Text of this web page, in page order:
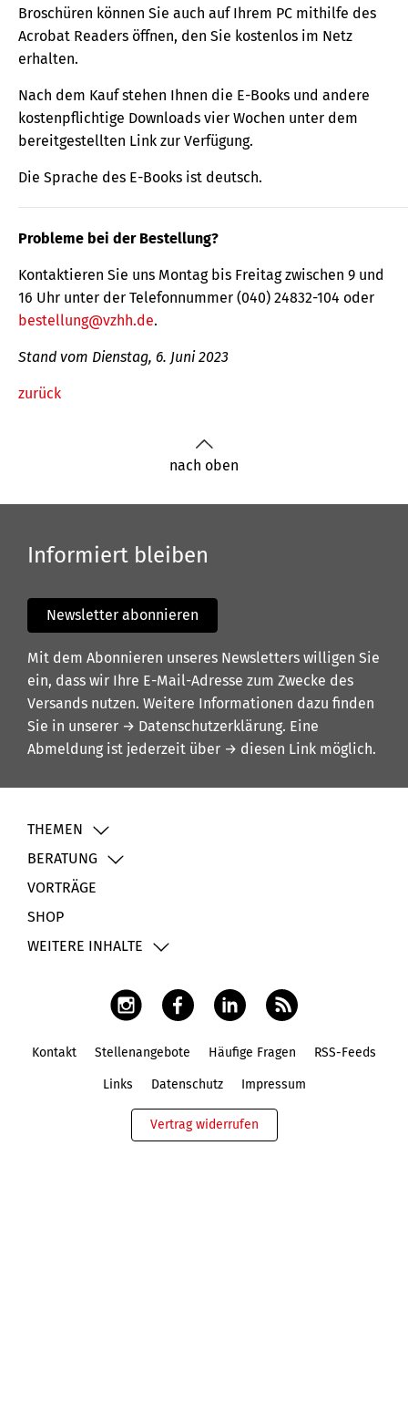
Broschüren können Sie auch auf Ihrem PC mithilfe des
Acrobat Readers öffnen, den Sie kostenlos im Netz
erhalten.
Nach dem Kauf stehen Ihnen die E-Books und andere
kostenpflichtige Downloads vier Wochen unter dem
bereitgestellten Link zur Verfügung.
Die Sprache des E-Books ist deutsch.
Probleme bei der Bestellung?
Kontaktieren Sie uns Montag bis Freitag zwischen 9 und
16 Uhr unter der Telefonnummer (040) 24832-104 oder
bestellung@vzhh.de.
Stand vom Dienstag, 6. Juni 2023
zurück
nach oben
Informiert bleiben
Newsletter abonnieren
Mit dem Abonnieren unseres Newsletters willigen Sie
ein, dass wir Ihre E-Mail-Adresse zum Zwecke des
Versands nutzen. Weitere Informationen dazu finden
Sie in unserer → Datenschutzerklärung. Eine
Abmeldung ist jederzeit über → diesen Link möglich.
THEMEN
BERATUNG
VORTRÄGE
SHOP
WEITERE INHALTE
Kontakt Stellenangebote Häufige Fragen RSS-Feeds
Links Datenschutz Impressum
Vertrag widerrufen